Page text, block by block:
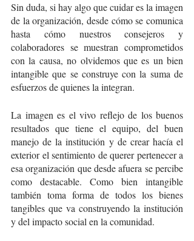
Sin duda, si hay algo que cuidar es la imagen
de la organización, desde cómo se comunica
hasta cómo nuestros consejeros y
colaboradores se muestran comprometidos
con la causa, no olvidemos que es un bien
intangible que se construye con la suma de
esfuerzos de quienes la integran.
La imagen es el vivo reflejo de los buenos
resultados que tiene el equipo, del buen
manejo de la institución y de crear hacía el
exterior el sentimiento de querer pertenecer a
esa organización que desde afuera se percibe
como destacable. Como bien intangible
también toma forma de todos los bienes
tangibles que va construyendo la institución
y del impacto social en la comunidad.